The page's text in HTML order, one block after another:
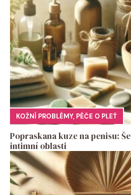
KOŽNÍ PROBLÉMY, PÉČE O PLEŤ
Popraskana kuze na penisu:
intimní oblasti